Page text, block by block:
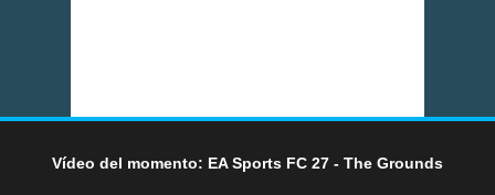
Vídeo del momento: EA Sports FC 27 - The Grounds